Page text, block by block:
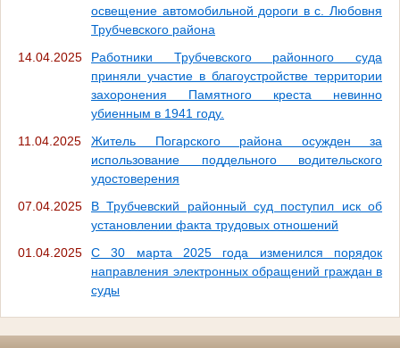
освещение автомобильной дороги в с. Любовня
Трубчевского района
14.04.2025
Работники Трубчевского районного суда
приняли участие в благоустройстве территории
захоронения Памятного креста невинно
убиенным в 1941 году.
11.04.2025
Житель Погарского района осужден за
использование поддельного водительского
удостоверения
07.04.2025
В Трубчевский районный суд поступил иск об
установлении факта трудовых отношений
01.04.2025
С 30 марта 2025 года изменился порядок
направления электронных обращений граждан в
суды